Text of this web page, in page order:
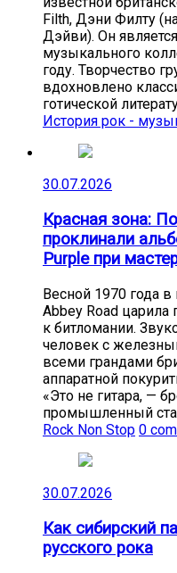
Filth, Дэни Филту
Дэйви). Он
музыкального
году. Творчество
вдохновлено
готической
История рок -
30.07.2026
Красная зона:
проклинали
Purple при
Весной 1970 года
Abbey Road
к битломании.
человек с
всеми грандами
аппаратной
«Это не гитара, —
промышленный
Rock Non Stop 0
30.07.2026
Как сибирский
русского рока